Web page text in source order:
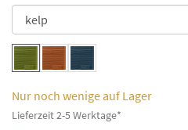
Nur noch wenige auf Lager
Lieferzeit 2-5 Werktage*